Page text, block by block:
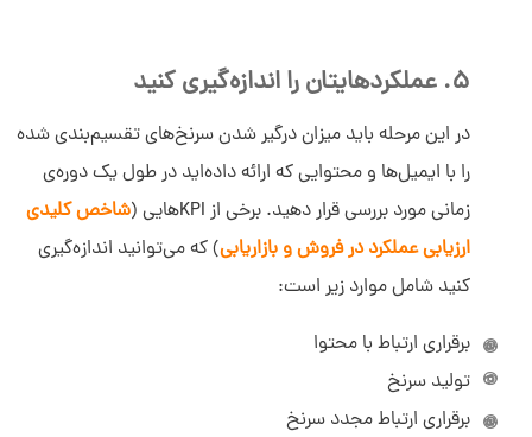
5. عملکردهایتان را اندازه‌گیری کنید
در این مرحله باید میزان درگیر شدن سرنخ‌های تقسیم‌بندی شده
را با ایمیل‌ها و محتوایی که ارائه داده‌اید در طول یک دوره‌ی
زمانی مورد بررسی قرار دهید. برخی از KPIهایی (
شاخص کلیدی
ارزیابی عملکرد در فروش و بازاریابی) که می‌توانید اندازه‌گیری
کنید شامل موارد زیر است:
برقراری ارتباط با محتوا
تولید سرنخ
برقراری ارتباط مجدد سرنخ
سلام به شما :)
چطور میتونم کمکتون کنم؟
دیدار به چه کسب و کارهایی کمک می‌کند؟
چرا دیدار بخرم؟